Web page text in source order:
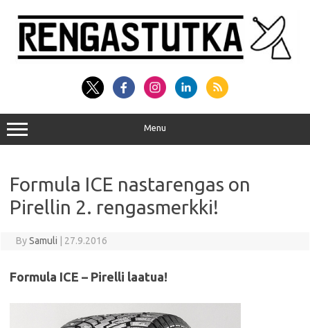
content
Menu
Formula ICE nastarengas on
Pirellin 2. rengasmerkki!
BySamuli 27.9.2016
Formula ICE – Pirelli laatua!